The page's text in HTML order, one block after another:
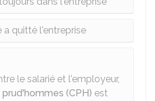
a quitté l'entreprise
le salarié et l'employeur,
(CPH) est